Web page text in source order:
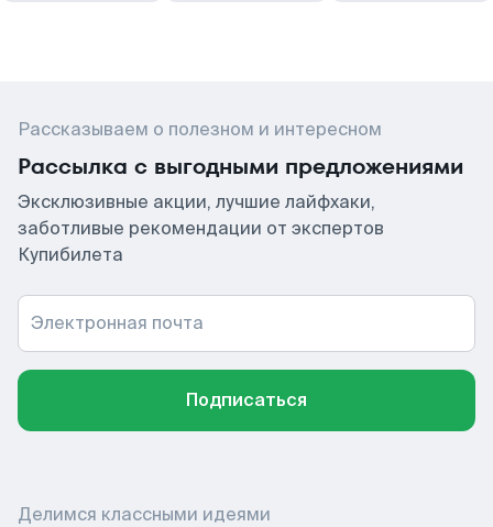
Рассказываем о полезном и интересном
Рассылка с выгодными предложениями
Эксклюзивные акции, лучшие лайфхаки,
заботливые рекомендации от экспертов
Купибилета
Электронная почта
Подписаться
Делимся классными идеями